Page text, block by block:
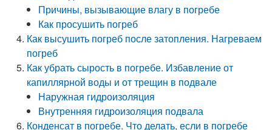
Причины, вызывающие влагу в погребе
Как просушить погреб
Как высушить погреб после затопления. Нагреваем
погреб
Как убрать сырость в погребе. Избавление от
капиллярной воды и от трещин в подвале
Наружная гидроизоляция
Внутренняя гидроизоляция подвала
Конденсат в погребе. Что делать, если в погребе